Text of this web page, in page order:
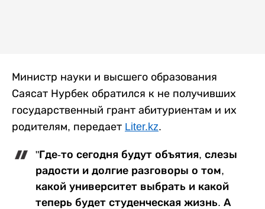
Министр науки и высшего образования
Саясат Нурбек обратился к не получивших
государственный грант абитуриентам и их
родителям, передает Liter.kz.
"Где-то сегодня будут объятия, слезы
радости и долгие разговоры о том,
какой университет выбрать и какой
теперь будет студенческая жизнь. А